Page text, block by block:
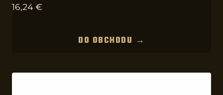
16,24 €
DO OBCHODU →